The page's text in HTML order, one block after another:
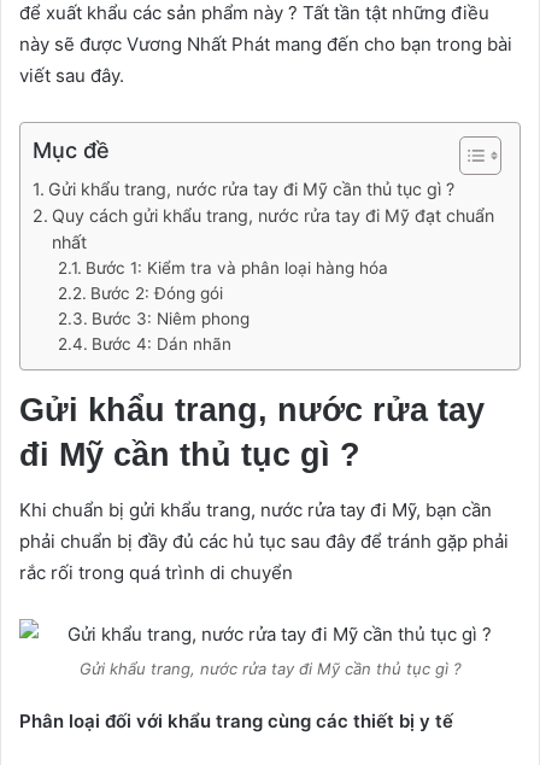
để xuất khẩu các sản phẩm này ? Tất tần tật những điều
này sẽ được Vương Nhất Phát mang đến cho bạn trong bài
viết sau đây.
Mục đề
Gửi khẩu trang, nước rửa tay đi Mỹ cần thủ tục gì ?
Quy cách gửi khẩu trang, nước rửa tay đi Mỹ đạt chuẩn
nhất
Bước 1: Kiểm tra và phân loại hàng hóa
Bước 2: Đóng gói
Bước 3: Niêm phong
Bước 4: Dán nhãn
Gửi khẩu trang, nước rửa tay
đi Mỹ cần thủ tục gì ?
Khi chuẩn bị gửi khẩu trang, nước rửa tay đi Mỹ, bạn cần
phải chuẩn bị đầy đủ các hủ tục sau đây để tránh gặp phải
rắc rối trong quá trình di chuyển
Gửi khẩu trang, nước rửa tay đi Mỹ cần thủ tục gì ?
Phân loại đối với khẩu trang cùng các thiết bị y tế